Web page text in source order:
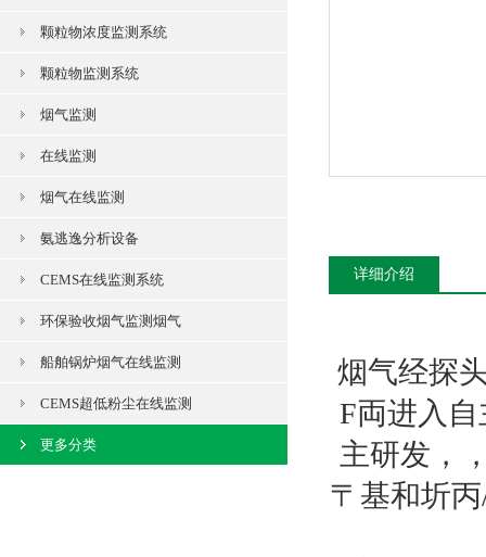
颗粒物浓度监测系统
颗粒物监测系统
烟气监测
在线监测
烟气在线监测
氨逃逸分析设备
CEMS在线监测系统
环保验收烟气监测烟气
船舶锅炉烟气在线监测
CEMS超低粉尘在线监测
更多分类
详细介绍
烟气经探
F両进入
主研发，
〒基和圻